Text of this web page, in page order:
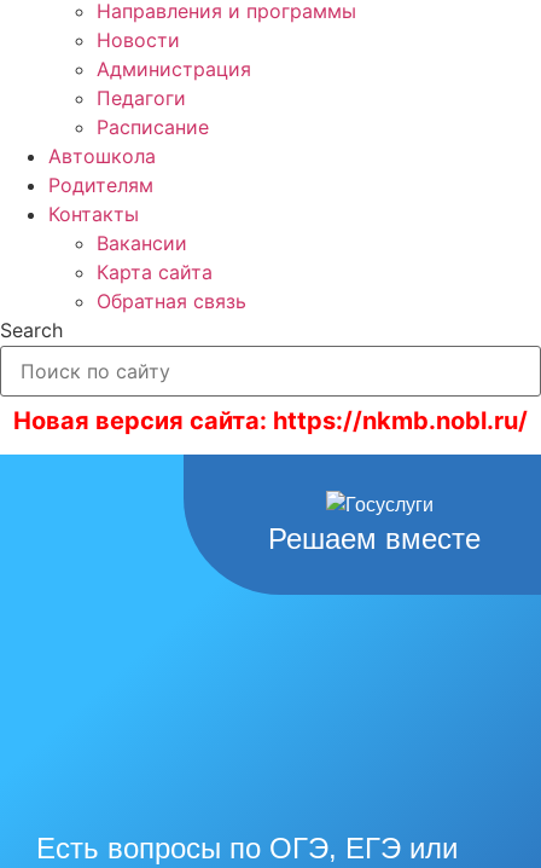
Направления и программы
Новости
Администрация
Педагоги
Расписание
Автошкола
Родителям
Контакты
Вакансии
Карта сайта
Обратная связь
Search
Новая версия сайта: https://nkmb.nobl.ru/
Решаем вместе
Есть вопросы по ОГЭ, ЕГЭ или